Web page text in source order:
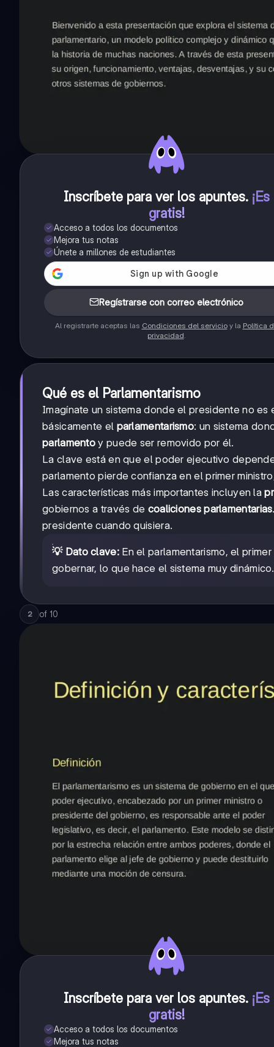
Inscríbete para ver los apuntes. ¡Es
gratis!
Acceso a todos los documentos
Mejora tus notas
Únete a millones de estudiantes
Regístrarse con correo electrónico
Al registrarte aceptas las Condiciones del servicioy la Política
privacidad.
Qué es el Parlamentarismo
Imagínate un sistema donde el presidente no
básicamente el parlamentarismo: un sistema
parlamento y puede ser removido por él.
La clave está en que el poder ejecutivo
parlamento pierde confianza en el primer
Las características más importantes incluyen la
gobiernos a través de coaliciones parlamentarias
presidente cuando quisiera.
💡 Dato clave:En el parlamentarismo, el
gobernar, lo que hace el sistema muy dinámico.
2 of 10
Inscríbete para ver los apuntes. ¡Es
gratis!
Acceso a todos los documentos
Mejora tus notas